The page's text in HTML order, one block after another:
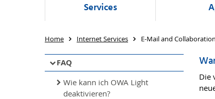
Services
Home Internet Services E-Mail and Collaboration
FAQ
Wie kann ich OWA Light
deaktivieren?
Die